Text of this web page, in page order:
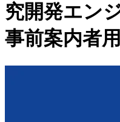
究開発エン
事前案内者